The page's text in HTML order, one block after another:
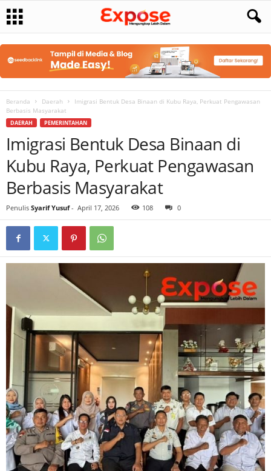
Beranda Daerah
Imigrasi Bentuk Desa Binaan di Kubu Raya, Perkuat Pengawasan
Berbasis Masyarakat
DAERAH PEMERINTAHAN
Imigrasi Bentuk Desa Binaan di
Kubu Raya, Perkuat Pengawasan
Berbasis Masyarakat
Penulis Syarif Yusuf- April 17, 2026 108 0